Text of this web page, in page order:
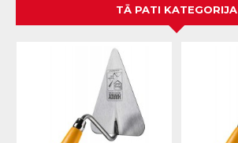
TĀ PATI KATEGORIJA